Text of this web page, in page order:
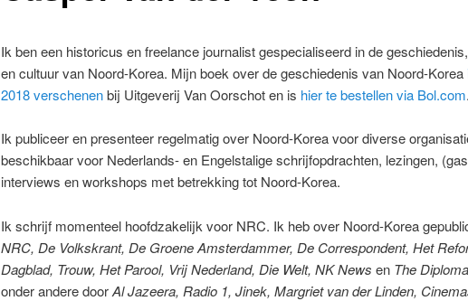
Ik ben een historicus en freelance journalist gespecialiseerd in de
en cultuur van Noord-Korea. Mijn boek over de geschiedenis van Noord-Korea
2018 verschenenbij Uitgeverij Van Oorschot en is hier te bestellen via Bol.com.
Ik publiceer en presenteer regelmatig over Noord-Korea voor diverse
beschikbaar voor Nederlands- en Engelstalige schrijfopdrachten, lezingen,
interviews en workshops met betrekking tot Noord-Korea.
Ik schrijf momenteel hoofdzakelijk voor NRC. Ik heb over Noord-Korea
NRC, De Volkskrant, De Groene Amsterdammer, De Correspondent, Het
Dagblad, Trouw, Het Parool, Vrij Nederland, Die Welt, NK News en The
onder andere doorAl Jazeera, Radio 1, Jinek, Margriet van der Linden,